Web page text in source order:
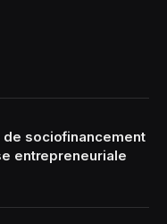
de sociofinancement
entrepreneuriale